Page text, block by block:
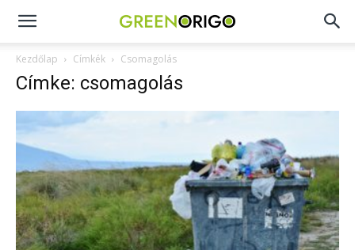
Green
Origo
Kezdőlap Címkék Csomagolás
Címke: csomagolás